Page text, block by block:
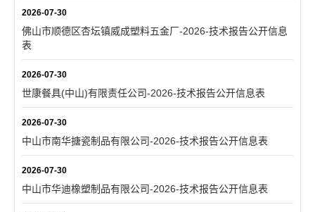
2026-07-30
佛山市顺德区杏坛镇威成塑料五金厂-2026-技术报告公开信息
表
2026-07-30
世康餐具(中山)有限责任公司-2026-技术报告公开信息表
2026-07-30
中山市南华搪瓷制品有限公司-2026-技术报告公开信息表
2026-07-30
中山市华迪橡塑制品有限公司-2026-技术报告公开信息表